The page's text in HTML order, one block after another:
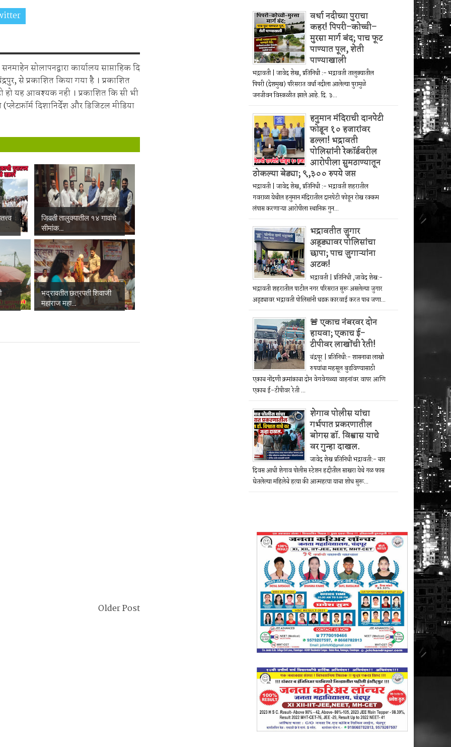
सोलापनद्वारा कार्यालय साप्ताहिक दि
से प्रकाशित किया गया है । प्रकाशित
हो यह आवश्यक नही । प्रकाशित कि सी भी
दिशानिर्देश और डिजिटल मीडिया
जिवती तालुक्यातील १४ गावांचे
सीमांक...
भद्रावतीत छत्रपती शिवाजी
महाराज महा...
Older Post
वर्धा नदीच्या पुराचा
कहर! पिपरी–कोच्ची–
मुरसा मार्ग बंद; पाच फूट
पाण्यात पूल, शेती
पाण्याखाली
भद्रावती | जावेद शेख, प्रतिनिधी :- भद्रावती तालुक्यातील
पिपरी (देशमुख) परिसरात वर्धा नदीला आलेल्या पुरामुळे
जनजीवन विस्कळीत झाले आहे. दि. ३...
हनुमान मंदिराची दानपेटी
फोडून १० हजारांवर
डल्ला! भद्रावती
पोलिसांनी रेकॉर्डवरील
आरोपीला सुमठाण्यातून
ठोकल्या बेड्या; ९,३०० रुपये जप्त
भद्रावती | जावेद शेख, प्रतिनिधी :- भद्रावती शहरातील
गवराळा येथील हनुमान मंदिरातील दानपेटी फोडून रोख रक्कम
लंपास करणाऱ्या आरोपीला स्थानिक गुन...
भद्रावतीत जुगार
अड्ड्यावर पोलिसांचा
छापा; पाच जुगाऱ्यांना
अटक!
भद्रावती | प्रतिनिधी ,जावेद शेख:-
भद्रावती शहरातील पाटील नगर परिसरात सुरू असलेल्या जुगार
अड्ड्यावर भद्रावती पोलिसांनी धडक कारवाई करत पाच जणा...
🚨 एकाच नंबरवर दोन
हायवा; एकाच ई-
टीपीवर लाखोंची रेती!
चंद्रपूर | प्रतिनिधी:- शासनाचा लाखो
रुपयांचा महसूल बुडविण्यासाठी
एकाच नोंदणी क्रमांकाचा दोन वेगवेगळ्या वाहनांवर वापर आणि
एकाच ई-टीपीवर रेती ...
शेगाव पोलीस यांचा
गर्भपात प्रकरणातील
बोगस डॉ. विश्वास याचे
वर गुन्हा दाखल.
जावेद शेख प्रतिनिधी भद्रावती:- चार
दिवस आधी शेगाव पोलीस स्टेशन हद्दीतील साखरा येथे गळ फास
घेतलेल्या महिलेचे हत्या की आत्महत्या याचा शोध सुरू...